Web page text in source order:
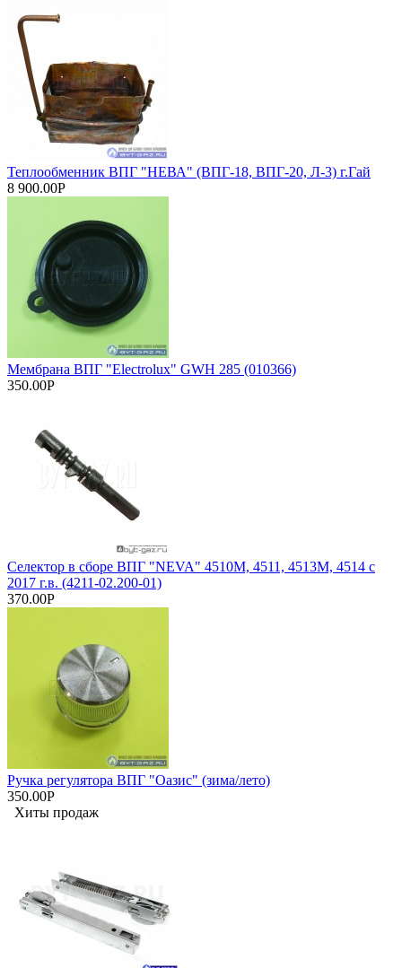
Теплообменник ВПГ "НЕВА" (ВПГ-18, ВПГ-20, Л-3) г.Гай
8 900.00Р
Мембрана ВПГ "Electrolux" GWH 285 (010366)
350.00Р
Селектор в сборе ВПГ "NEVA" 4510М, 4511, 4513М, 4514 с
2017 г.в. (4211-02.200-01)
370.00Р
Ручка регулятора ВПГ "Оазис" (зима/лето)
350.00Р
Хиты продаж